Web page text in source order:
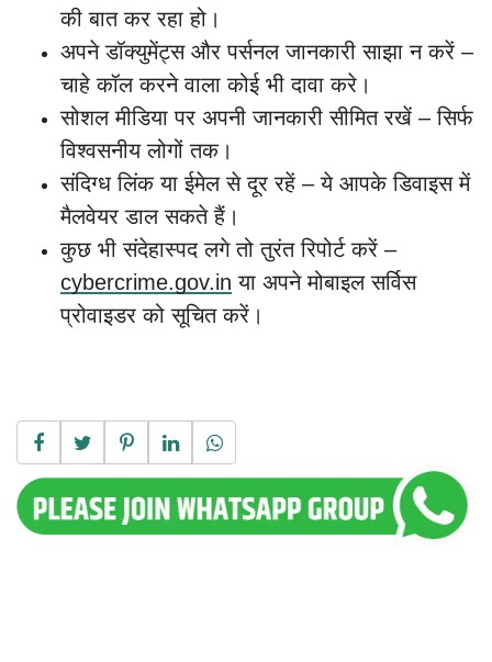
की बात कर रहा हो।
अपने डॉक्युमेंट्स और पर्सनल जानकारी साझा न करें –
चाहे कॉल करने वाला कोई भी दावा करे।
सोशल मीडिया पर अपनी जानकारी सीमित रखें – सिर्फ
विश्वसनीय लोगों तक।
संदिग्ध लिंक या ईमेल से दूर रहें – ये आपके डिवाइस में
मैलवेयर डाल सकते हैं।
कुछ भी संदेहास्पद लगे तो तुरंत रिपोर्ट करें –
cybercrime.gov.in या अपने मोबाइल सर्विस
प्रोवाइडर को सूचित करें।